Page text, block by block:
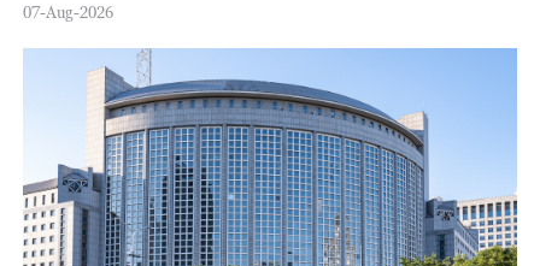
07-Aug-2026